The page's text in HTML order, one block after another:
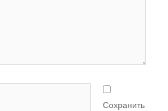
Сохранить